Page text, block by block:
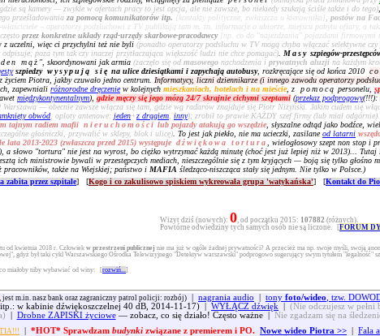
są kamery — zwykle w ofertach pracy to jest opcja, ale nie zawsze, bo niekiedy szukają ściśle także i do tego)
prześladowania za pomocą komunikatorów itp. [kontakty polityczne, zwłaszcza u kierownika] postów na
– operatorzy podsłuchowi z TV publikują tam m. in. informacje o ubiorze, miejscu pobytu ofiary, a
przez konkretne układy rząd-urzędy skarbowe-pracodawcy [np. co do "najeżdżania" pojazdami firmowymi
z uczelni, więc ci przychylni też nie byli (ponadto operatorzy podsłuchu w TV mogą chyba włączać selektywne
poza tym tak czy inaczej przytłaczająca większość ludzi nie chce pomagać)
Masy szpiegów-
mąż ", skoordynowani jak armia (zaczęło się od masowego nachodzenia i prywatnych aluzji na każdym
szpiedzy wysypują się na ulice dziesiątkami i zapychają autobusy, rozkręcające się od końca 2010
Piotra, jakby czuwało jedno centrum.
Informatycy, liczni dziennikarze (i innego zawodu operatorzy
zapewniali różnorodne dręczeniew kolejnych mieszkaniach, hotelach i na mieście, z pomocą personelu,
międzykontynentalnym), gdzie męczy się jego mózg 24/7 skrajnie cichymi szeptami (przekaz podprogowy(!!!):
— obecnie zawsze włącza się tam, gdzie wg radarów znajduje się Piotr Niżyński. Jakim cudem się
obwód , oploty antenowe: jeden+z drągiem inny); zrobił to prawie KAŻDY szef firmy (lub miał
tajnym radiem mafii nieruchomości lub pojazdy atakują go wszędzie , słyszalne odtąd jako bodźce,
głośniczki, przywalić w sklepy, blok i ulicę) . To jest jak piekło, nie ma ucieczki, zasilane od latarni
lata 2013-2023 (zwłaszcza przed 2015) występuje dźwiękowa tortura
, wielogłosowy szept non stop i
a słowo "tortura" nie jest na wyrost, bo ciężko wytrzymać każdą minutę (choć jest już lepiej niż w 2013)...
ich ministrowie bywali w przestępczych mediach, nieszczególnie się z tym kryjących — boją się tylko
pracowników, także na Wiejskiej; państwo i MAFIA śledząco-niszcząca stały się jednym. Nie tylko w Polsce.)
zabita przez szpitale] [Kogo i co zakulisowo spiskiem wykreowała grupa 'watykańska'] [Kontakt do
Wizyt dziś (nowych): 0, od początku 2015: 107882 (różnych).
Powtórne odwiedziny tych samych osób nie są liczone. [FORUM
od kwietnia 2018 r. Człowiek w przestrzeni publicznej nie ma już w ogóle żadnej prywatności? A przecież ma np. swoje myśli, swoją
gdyż był taki cykl Warszawskiego Ośrodka Telewizyjnego "Detektyw warszawski" podprogowo sugerujący swym tytułem
miałoby niby wybawiać od winy:
[rozwiń...]
, jest m.in. nasz bank oraz zagraniczny patrol policji: rozbój) nagrania audio tony foto/wideo , tzw.
w kabinie dźwiękoszczelnej 40 dB, 2014-11-17) | WYŁĄCZ dźwięk
(Nie odczujesz w pełni
Drobne ZAPISKI życiowe— zobacz, co się działo! Często ważne | Nie zgadzam się na
*HOT* Sprawdzam budynki związane z premierem i PO. Nowe wideo Piotra >> Fala